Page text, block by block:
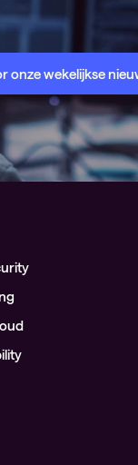
onze wekelijkse